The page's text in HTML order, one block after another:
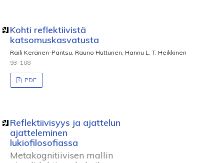
Kohti reflektiivistä
katsomuskasvatusta
Raili Keränen-Pantsu, Rauno Huttunen, Hannu L. T. Heikkinen
93–108
PDF
Reflektiivisyys ja ajattelun
ajatteleminen
lukiofilosofiassa
Metakognitiivisen mallin